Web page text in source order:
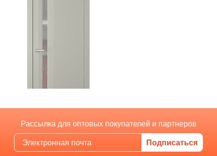
Рассылка для оптовых покупателей и партнеров